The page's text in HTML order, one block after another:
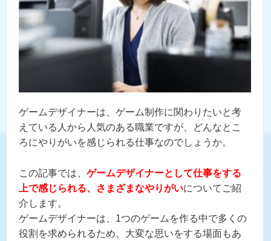
ゲームデザイナーは、ゲーム制作に関わりたいと考
えている人から人気のある職業ですが、どんなとこ
ろにやりがいを感じられる仕事なのでしょうか。
この記事では、 ゲームデザイナーとして仕事をする
上で感じられる、さまざまなやりがいについてご紹
介します。
ゲームデザイナーは、1つのゲームを作る中で多くの
役割を求められるため、大変な思いをする場面もあ